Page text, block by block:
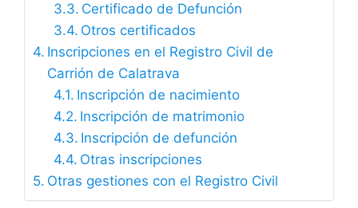
Certificado de Defunción
Otros certificados
Inscripciones en el Registro Civil de
Carrión de Calatrava
Inscripción de nacimiento
Inscripción de matrimonio
Inscripción de defunción
Otras inscripciones
Otras gestiones con el Registro Civil